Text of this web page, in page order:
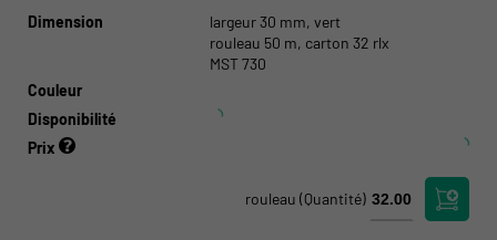
Dimension
largeur 30 mm, vert
rouleau 50 m, carton 32 rlx
MST 730
Couleur
Disponibilité
Prix
rouleau (Quantité)